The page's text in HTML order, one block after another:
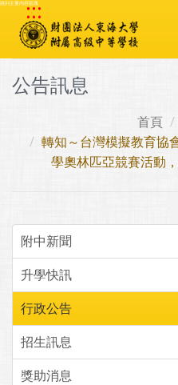
跳到主要內容區塊
:::
公告訊息
首頁
轉知～台灣模擬教育協
學奧林匹亞競賽活動
附中新聞
升學快訊
行政公告
招生訊息
獎助消息